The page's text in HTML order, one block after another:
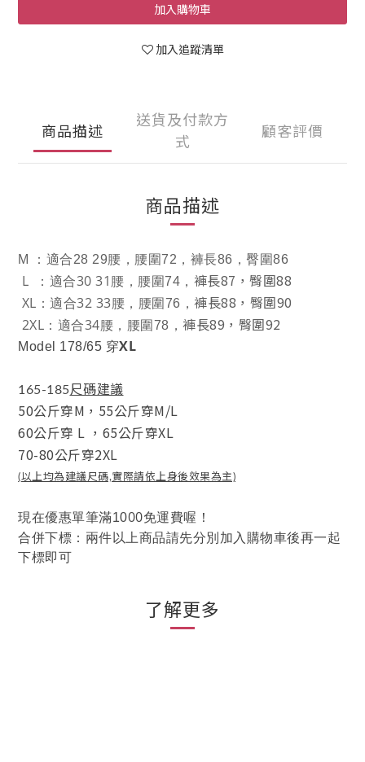
加入購物車
加入追蹤清單
商品描述
送貨及付款方
式
顧客評價
商品描述
M ：適合28 29腰，腰圍72，褲長86，臀圍86
L ：適合30 31腰， 腰圍74， 褲長87，臀圍88
XL：適合32 33腰， 腰圍76， 褲長88，臀圍90
2XL：適合34腰， 腰圍78， 褲長89，臀圍92
Model 178/65 穿XL
165-185尺碼建議
50公斤穿M， 55公斤穿M/L
60公斤穿 L ， 65公斤穿XL
70-80公斤穿2XL
(以上均為建議尺碼,實際請依上身後效果為主)
現在優惠單筆滿1000免運費喔！
合併下標：兩件以上商品請先分別加入購物車後再一起
下標即可
了解更多